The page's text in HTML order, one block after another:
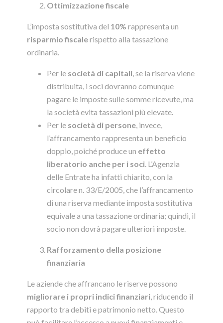
Ottimizzazione fiscale
L’imposta sostitutiva del 10% rappresenta un
risparmio fiscalerispetto alla tassazione
ordinaria.
Per le società di capitali, se la riserva viene
distribuita, i soci dovranno comunque
pagare le imposte sulle somme ricevute, ma
la società evita tassazioni più elevate.
Per le società di persone, invece,
l’affrancamento rappresenta un beneficio
doppio, poiché produce un effetto
liberatorio anche per i soci. L’Agenzia
delle Entrate ha infatti chiarito, con la
circolare n. 33/E/2005, che l’affrancamento
di una riserva mediante imposta sostitutiva
equivale a una tassazione ordinaria; quindi, il
socio non dovrà pagare ulteriori imposte.
Rafforzamento della posizione
finanziaria
Le aziende che affrancano le riserve possono
migliorare i propri indici finanziari, riducendo il
rapporto tra debiti e patrimonio netto. Questo